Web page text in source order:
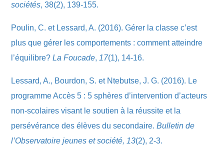
sociétés, 38(2), 139-155.
Poulin, C. et Lessard, A. (2016). Gérer la classe c’est
plus que gérer les comportements : comment atteindre
l’équilibre? La Foucade, 17(1), 14-16.
Lessard, A., Bourdon, S. et Ntebutse, J. G. (2016). Le
programme Accès 5 : 5 sphères d’intervention d’acteurs
non-scolaires visant le soutien à la réussite et la
persévérance des élèves du secondaire. Bulletin de
l’Observatoire jeunes et société, 13(2), 2-3.